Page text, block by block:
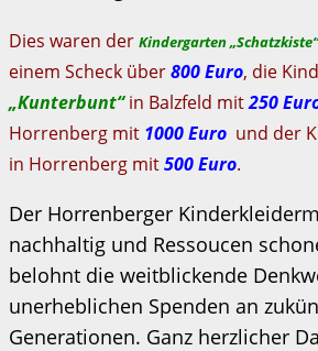
Dies waren der Kindergarten „Schatzkiste“
einem Scheck über800 Euro, die
„Kunterbunt“in Balzfeld mit250
Horrenberg mit 1000 Euro und der
in Horrenberg mit500 Euro.
Der Horrenberger
nachhaltig und Ressoucen
belohnt die weitblickende
unerheblichen Spenden an
Generationen. Ganz herzlicher